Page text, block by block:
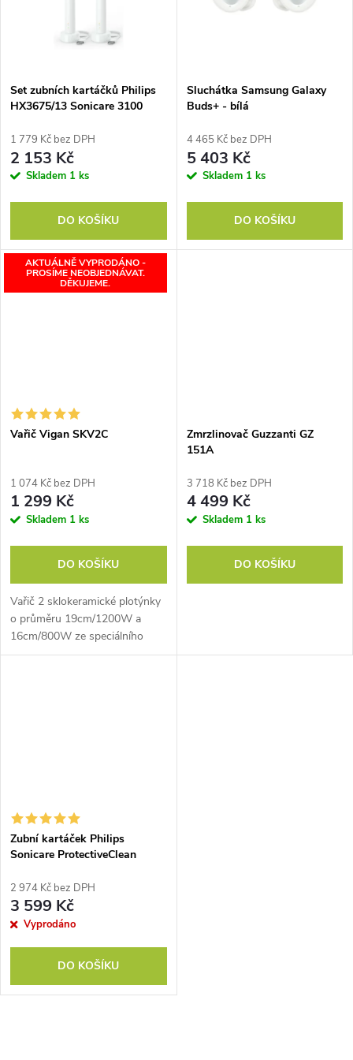
Set zubních kartáčků Philips
HX3675/13 Sonicare 3100
1 779 Kč bez DPH
2 153 Kč
Skladem 1 ks
DO KOŠÍKU
Sluchátka Samsung Galaxy
Buds+ - bílá
4 465 Kč bez DPH
5 403 Kč
Skladem 1 ks
DO KOŠÍKU
AKTUÁLNĚ VYPRODÁNO -
PROSÍME NEOBJEDNÁVAT.
DĚKUJEME.
Vařič Vigan SKV2C
1 074 Kč bez DPH
1 299 Kč
Skladem 1 ks
DO KOŠÍKU
Vařič 2 sklokeramické plotýnky
o průměru 19cm/1200W a
16cm/800W ze speciálního
krystalického skla
Zmrzlinovač Guzzanti GZ
151A
3 718 Kč bez DPH
4 499 Kč
Skladem 1 ks
DO KOŠÍKU
Zubní kartáček Philips
Sonicare ProtectiveClean
2 974 Kč bez DPH
3 599 Kč
Vyprodáno
DO KOŠÍKU